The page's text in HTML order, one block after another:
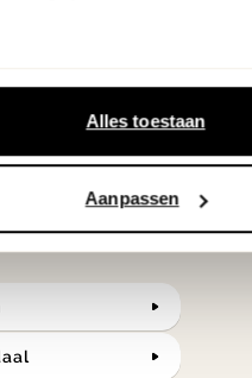
Alles toestaan
Aanpassen
ontwerpen
en kleuren!
en